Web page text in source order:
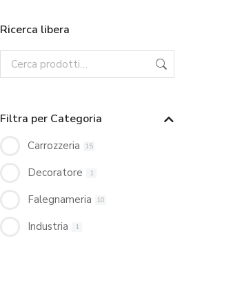
Ricerca libera
Filtra per Categoria
Carrozzeria 15
Decoratore 1
Falegnameria 10
Industria 1